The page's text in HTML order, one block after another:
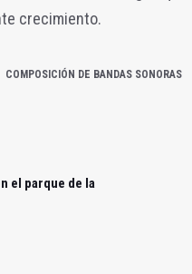
crecimiento.
COMPOSICIÓN DE BANDAS SONORAS
el parque de la